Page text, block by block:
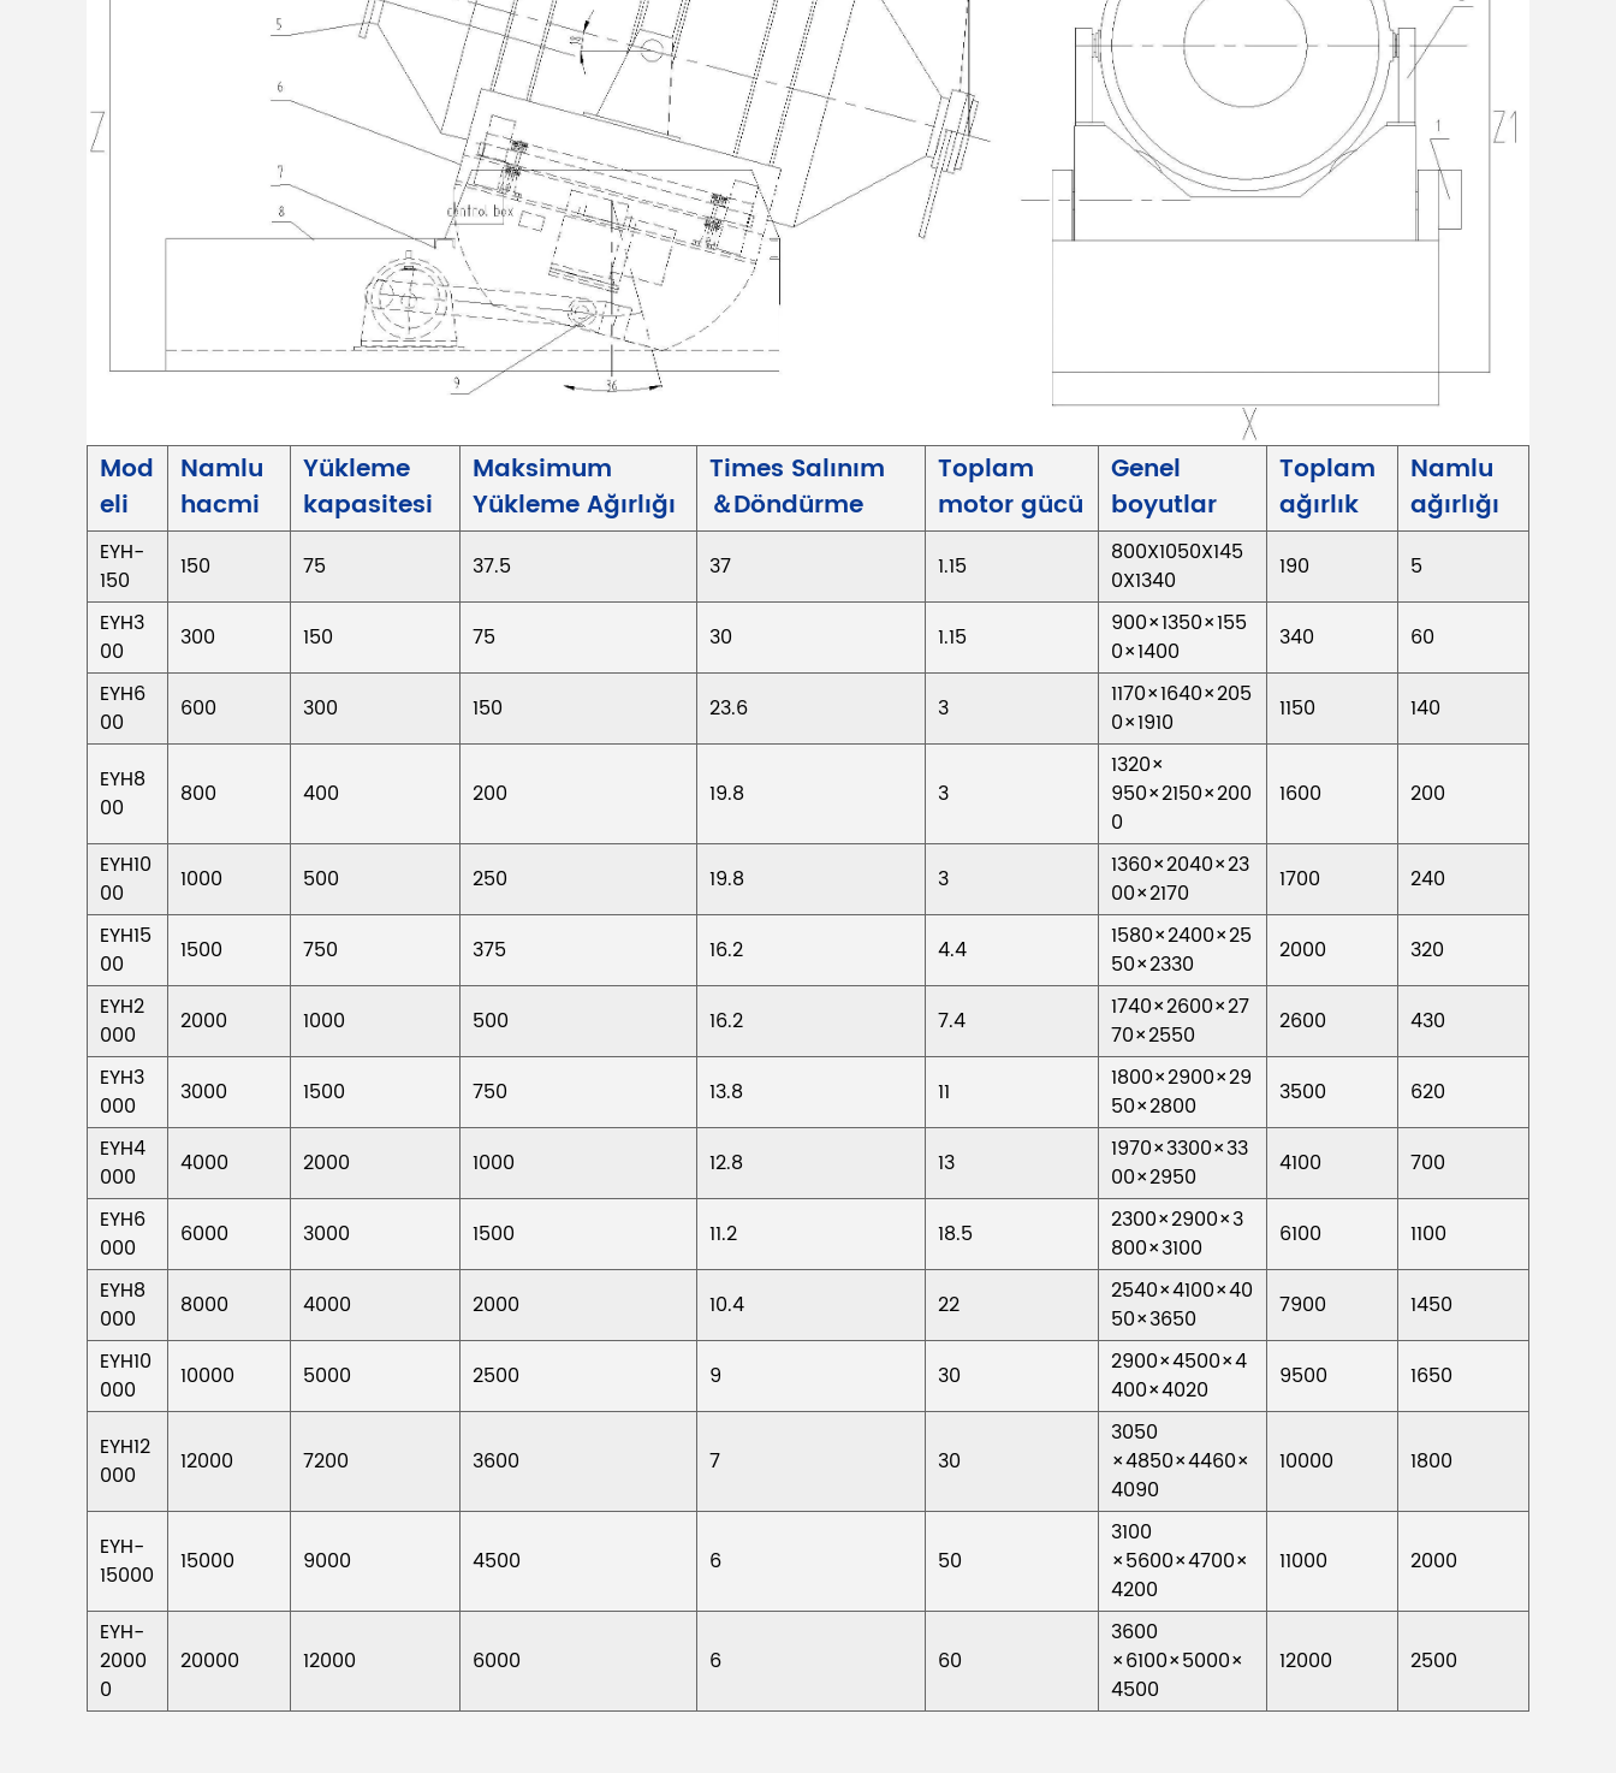
Mod
eli
Namlu
hacmi
Yükleme
kapasitesi
Maksimum
Yükleme Ağırlığı
Times Salınım
＆Döndürme
Toplam
motor gücü
Genel
boyutlar
Toplam
ağırlık
Namlu
ağırlığı
EYH-
150
150 75 37.5 37 1.15
800X1050X145
0X1340
190
5
EYH3
00
300 150 75 30 1.15
900×1350×155
0×1400
340
60
EYH6
00
600 300 150 23.6 3
1170×1640×205
0×1910
1150 140
EYH8
00
800 400 200 19.8 3
1320×
950×2150×200
0
1600 200
EYH10
00
1000 500 250 19.8 3
1360×2040×23
00×2170
1700
240
EYH15
00
1500 750 375 16.2 4.4
1580×2400×25
50×2330
2000
320
EYH2
000
2000 1000 500 16.2 7.4
1740×2600×27
70×2550
2600
430
EYH3
000
3000 1500 750 13.8 11
1800×2900×29
50×2800
3500
620
EYH4
000
4000 2000 1000 12.8 13
1970×3300×33
00×2950
4100
700
EYH6
000
6000 3000 1500 11.2 18.5
2300×2900×3
800×3100
6100
1100
EYH8
000
8000 4000 2000 10.4 22
2540×4100×40
50×3650
7900
1450
EYH10
000
10000 5000 2500 9 30
2900×4500×4
400×4020
9500 1650
EYH12
000
12000 7200 3600 7 30
3050
×4850×4460×
4090
10000 1800
EYH-
15000
15000 9000 4500 6 50
3100
×5600×4700×
4200
11000 2000
EYH-
2000
0
20000 12000 6000 6 60
3600
×6100×5000×
4500
12000 2500